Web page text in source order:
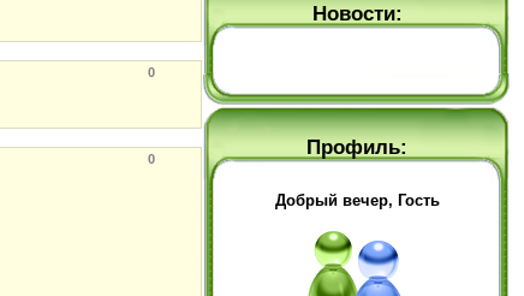
0
0
Новости:
Профиль:
Добрый вечер, Гость